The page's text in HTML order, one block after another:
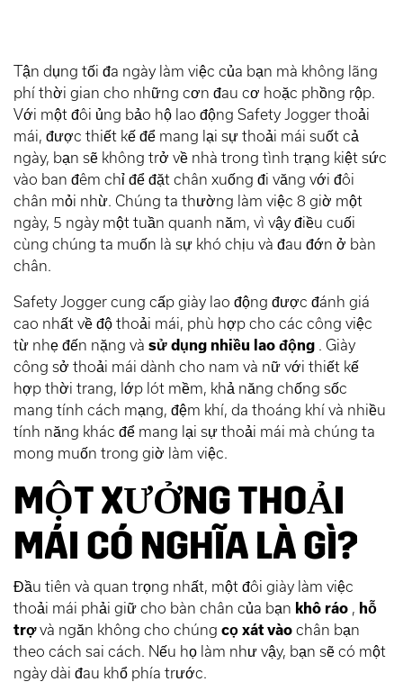
Tận dụng tối đa ngày làm việc của bạn mà không lãng
phí thời gian cho những cơn đau cơ hoặc phồng rộp.
Với một đôi ủng bảo hộ lao động Safety Jogger thoải
mái, được thiết kế để mang lại sự thoải mái suốt cả
ngày, bạn sẽ không trở về nhà trong tình trạng kiệt sức
vào ban đêm chỉ để đặt chân xuống đi văng với đôi
chân mỏi nhừ. Chúng ta thường làm việc 8 giờ một
ngày, 5 ngày một tuần quanh năm, vì vậy điều cuối
cùng chúng ta muốn là sự khó chịu và đau đớn ở bàn
chân.
Safety Jogger cung cấp giày lao động được đánh giá
cao nhất về độ thoải mái, phù hợp cho các công việc
từ nhẹ đến nặng và sử dụng nhiều lao động . Giày
công sở thoải mái dành cho nam và nữ với thiết kế
hợp thời trang, lớp lót mềm, khả năng chống sốc
mang tính cách mạng, đệm khí, da thoáng khí và nhiều
tính năng khác để mang lại sự thoải mái mà chúng ta
mong muốn trong giờ làm việc.
MỘT XƯỞNG THOẢI
MÁI CÓ NGHĨA LÀ GÌ?
Đầu tiên và quan trọng nhất, một đôi giày làm việc
thoải mái phải giữ cho bàn chân của bạn khô ráo
hỗ
trợvà ngăn không cho chúng cọ xát vào chân bạn
theo cách sai cách. Nếu họ làm như vậy, bạn sẽ có một
ngày dài đau khổ phía trước.